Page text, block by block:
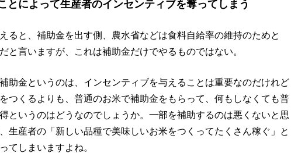
とによって生産者のインセンティブを奪ってしまう
ると、補助金を出す側、農水省などは食料自給率の維持のためと
と言いますが、これは補助金だけでやるものではない。
助金というのは、インセンティブを与えることは重要なのだけれど
つくるよりも、普通のお米で補助金をもらって、何もしなくても普
というのはどうなのでしょうか。一部を補助するのは悪くないと思
生産者の「新しい品種で美味しいお米をつくってたくさん稼ぐ」と
てしまいますよね。